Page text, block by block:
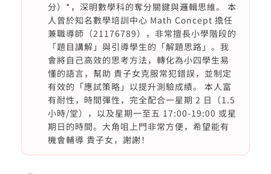
分）*，深明數學科的奪分關鍵與邏輯思維。 本
人曾於知名數學培訓中心 Math Concept 擔任
兼職導師（21176789），非常擅長小學階段的
「題目講解」與引導學生的「解題思路」。我
會將自己高效的思考方法，轉化為小四學生易
懂的語言，幫助 貴子女克服常犯錯誤，並制定
有效的「應試策略」以提升測驗成績。 本人富
有耐性，時間彈性，完全配合一星期 2 日（1.5
小時/堂），以及星期一至五 17:00-19:00 或星
期日的時間。大角咀上門非常方便，希望能有
機會輔導 貴子女，謝謝！